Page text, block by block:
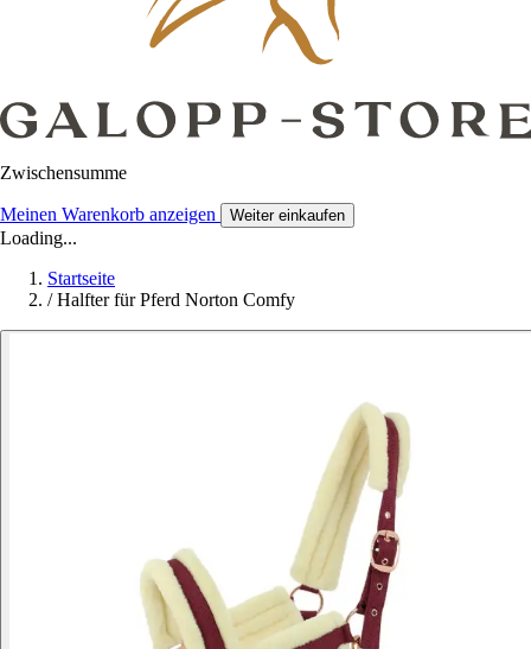
Zwischensumme
Meinen Warenkorb anzeigen Weiter einkaufen
Loading...
Startseite
/ Halfter für Pferd Norton Comfy